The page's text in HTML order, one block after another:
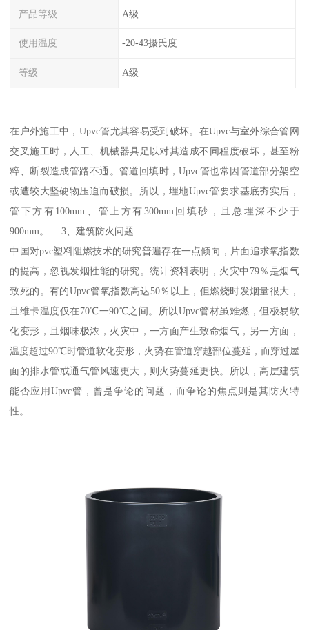
产品等级 A级
使用温度 -20-43摄氏度
等级 A级
在户外施工中，Upvc管尤其容易受到破坏。在Upvc与室外综合管网
交叉施工时，人工、机械器具足以对其造成不同程度破坏，甚至粉
粹、断裂造成管路不通。管道回填时，Upvc管也常因管道部分架空
或遭较大坚硬物压迫而破损。所以，埋地Upvc管要求基底夯实后，
管下方有100mm、管上方有300mm回填砂，且总埋深不少于
900mm。 3、建筑防火问题
中国对pvc塑料阻燃技术的研究普遍存在一点倾向，片面追求氧指数
的提高，忽视发烟性能的研究。统计资料表明，火灾中79％是烟气
致死的。有的Upvc管氧指数高达50％以上，但燃烧时发烟量很大，
且维卡温度仅在70℃一90℃之间。所以Upvc管材虽难燃，但极易软
化变形，且烟味极浓，火灾中，一方面产生致命烟气，另一方面，
温度超过90℃时管道软化变形，火势在管道穿越部位蔓延，而穿过屋
面的排水管或通气管风速更大，则火势蔓延更快。所以，高层建筑
能否应用Upvc管，曾是争论的问题，而争论的焦点则是其防火特
性。